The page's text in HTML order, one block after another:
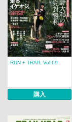
RUN + TRAIL Vol.69
購入